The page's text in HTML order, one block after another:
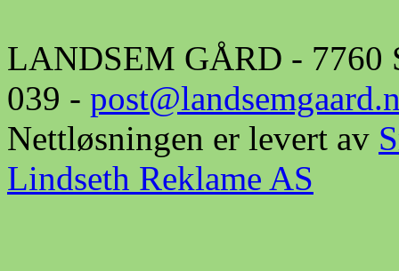
LANDSEM GÅRD - 7760
039 -
Nettløsningen er levert av
Lindseth Reklame AS